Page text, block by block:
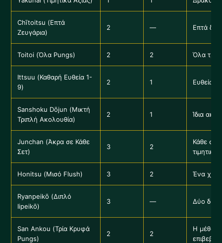
Chītoitsu (Επτά
Ζευγάρια)
2 — Επτά
Toitoi (Όλα Pungs) 2 2 Όλα
Ittsuu (Καθαρή Ευθεία 1-
9)
2 1 Ευθεία
Sanshoku Dōjun (Μικτή
Τριπλή Ακολουθία)
2 1 Ίδια
Junchan (Άκρα σε Κάθε
Σετ)
3 2
Κάθε σετ
Honitsu (Μισό Flush) 3 2 Ένα
Ryanpeikō (Διπλό
Iipeikō)
3 — Δύο
San Ankou (Τρία Κρυφά
Pungs)
2 2
Η